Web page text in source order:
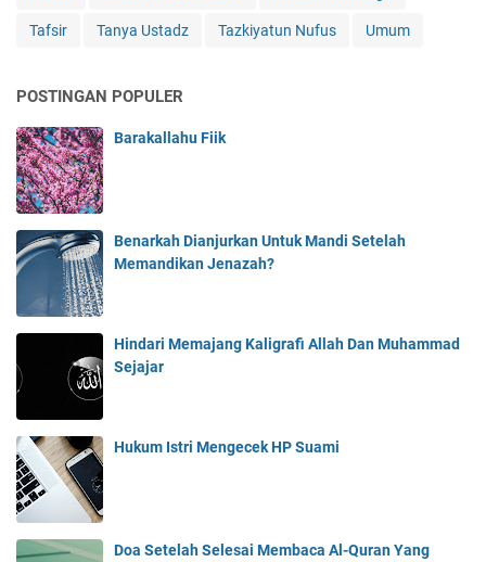
Tafsir Tanya Ustadz Tazkiyatun Nufus Umum
POSTINGAN POPULER
Barakallahu Fiik
Benarkah Dianjurkan Untuk Mandi Setelah
Memandikan Jenazah?
Hindari Memajang Kaligrafi Allah Dan Muhammad
Sejajar
Hukum Istri Mengecek HP Suami
Doa Setelah Selesai Membaca Al-Quran Yang